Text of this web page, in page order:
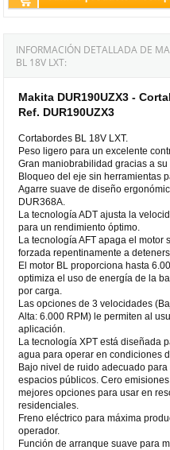
INFORMACIÓN DETALLADA DE
BL 18V LXT:
Makita DUR190UZX3 -
Ref. DUR190UZX3
Cortabordes BL 18V LXT.
Peso ligero para un excelente
Gran maniobrabilidad gracias a su
Bloqueo del eje sin herramientas
Agarre suave de diseño
DUR368A.
La tecnología ADT ajusta la
para un rendimiento óptimo.
La tecnología AFT apaga el motor
forzada repentinamente a
El motor BL proporciona hasta
optimiza el uso de energía de la
por carga.
Las opciones de 3 velocidades
Alta: 6.000 RPM) le permiten al
aplicación.
La tecnología XPT está diseñada
agua para operar en condiciones
Bajo nivel de ruido adecuado
espacios públicos. Cero
mejores opciones para usar en
residenciales.
Freno eléctrico para máxima
operador.
Función de arranque suave para